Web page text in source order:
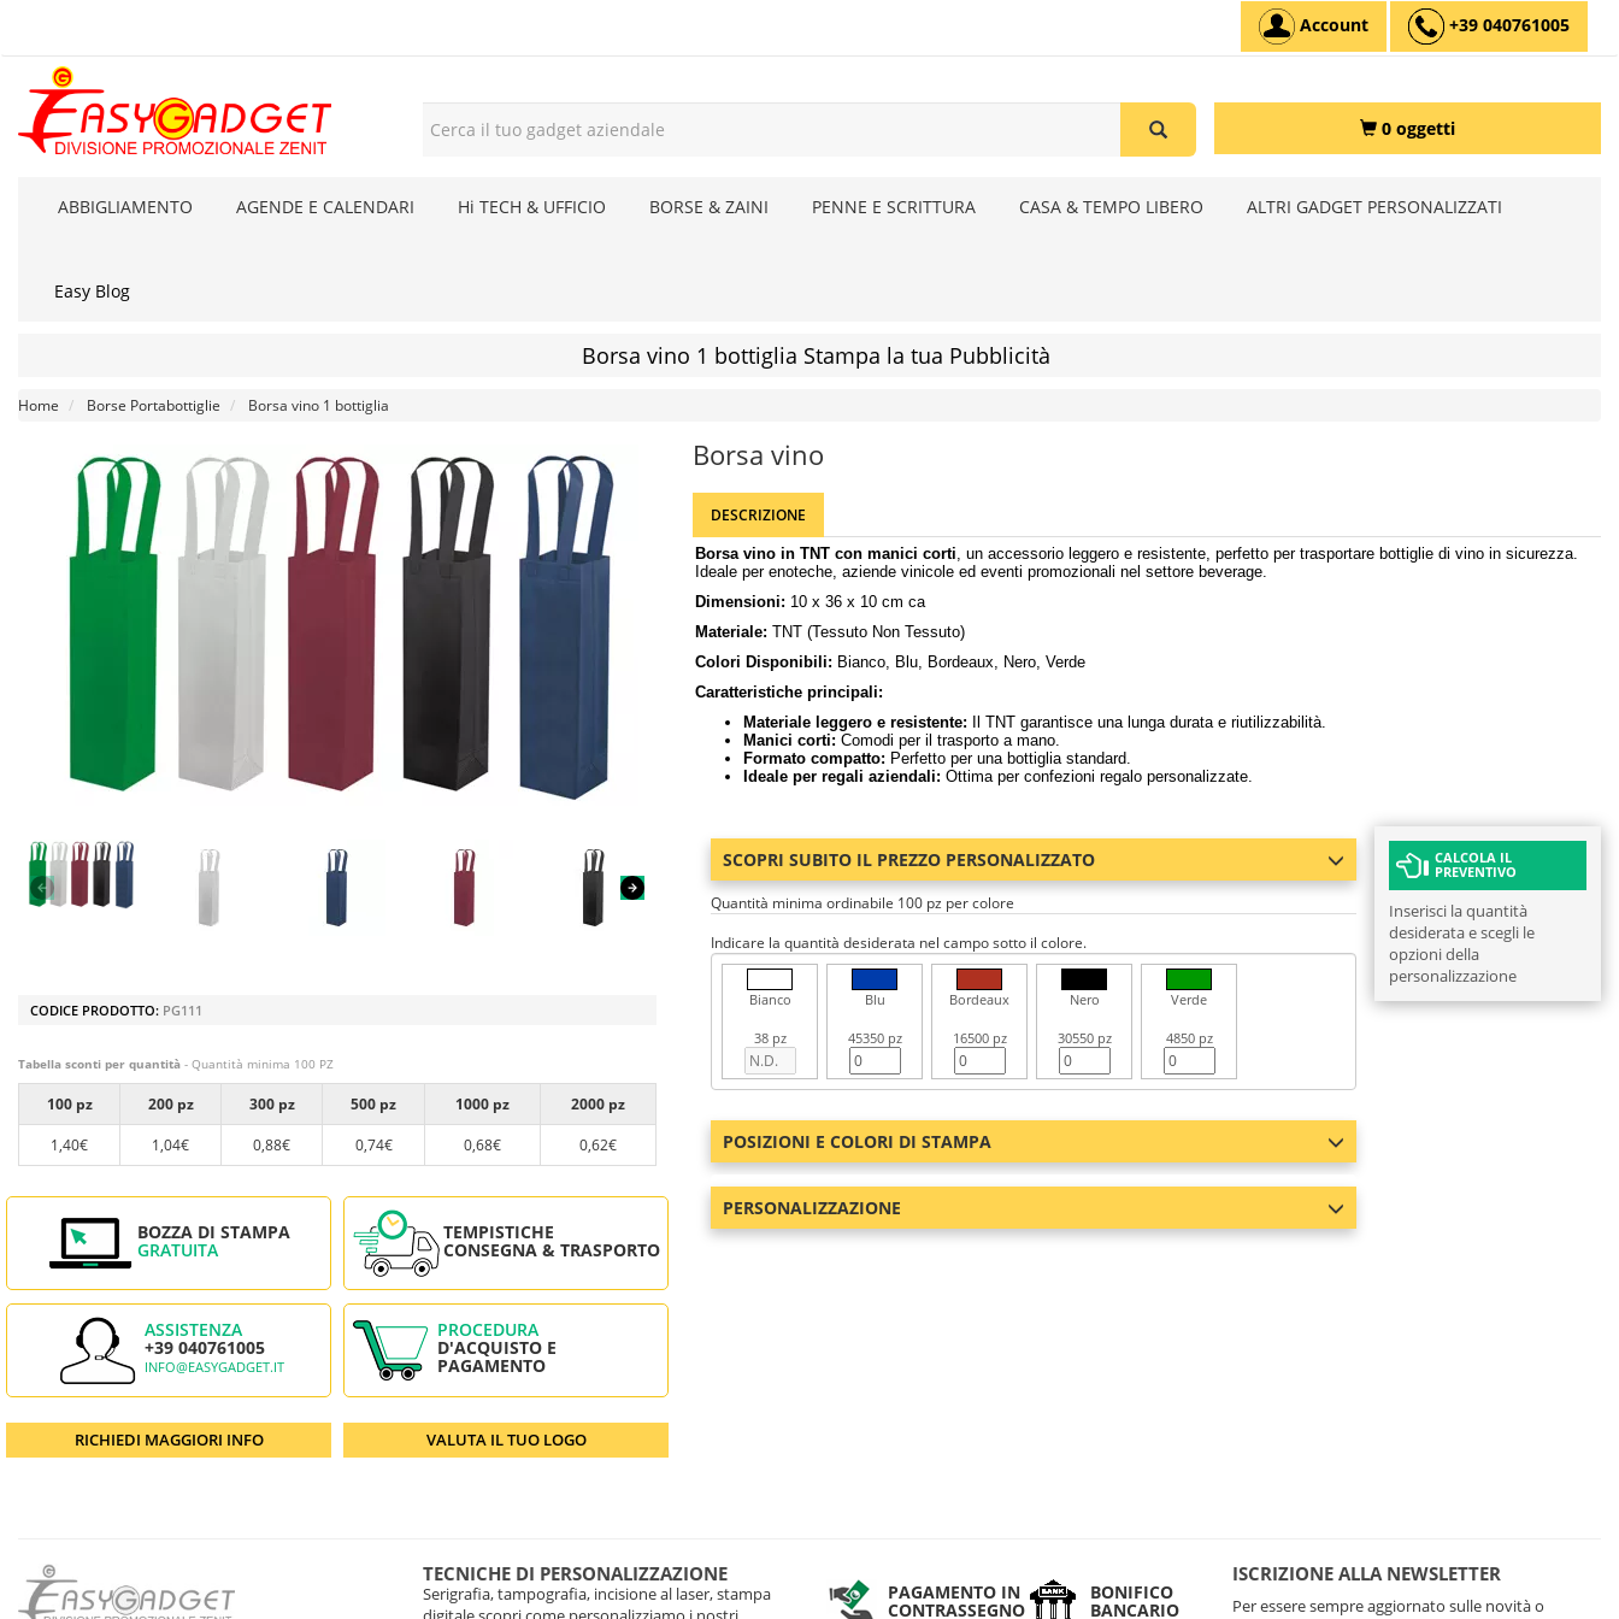
Account +39 040761005
0 oggetti
ABBIGLIAMENTO AGENDE E CALENDARI Hi TECH & UFFICIO BORSE & ZAINI PENNE E SCRITTURA CASA & TEMPO LIBERO ALTRI GADGET PERSONALIZZATI
Easy Blog
Borsa vino 1 bottiglia Stampa la tua Pubblicità
Home Borse Portabottiglie Borsa vino 1 bottiglia
CODICE PRODOTTO: PG111
Tabella sconti per quantità - Quantità minima 100 PZ
100 pz 200 pz 300 pz 500 pz 1000 pz
2000 pz
1,40€
1,04€ 0,88€ 0,74€ 0,68€ 0,62€
BOZZA DI STAMPA
GRATUITA
TEMPISTICHE
CONSEGNA & TRASPORTO
ASSISTENZA
+39 040761005
INFO@EASYGADGET.IT
PROCEDURA
D'ACQUISTO E
PAGAMENTO
RICHIEDI MAGGIORI INFO VALUTA IL TUO LOGO
Borsa vino
DESCRIZIONE
Borsa vino in TNT con manici corti, un accessorio leggero e resistente, perfetto per trasportare bottiglie di vino in sicurezza.
Ideale per enoteche, aziende vinicole ed eventi promozionali nel settore beverage.
Dimensioni: 10 x 36 x 10 cm ca
Materiale: TNT (Tessuto Non Tessuto)
Colori Disponibili: Bianco, Blu, Bordeaux, Nero, Verde
Caratteristiche principali:
Materiale leggero e resistente: Il TNT garantisce una lunga durata e riutilizzabilità.
Manici corti: Comodi per il trasporto a mano.
Formato compatto: Perfetto per una bottiglia standard.
Ideale per regali aziendali: Ottima per confezioni regalo personalizzate.
SCOPRI SUBITO IL PREZZO PERSONALIZZATO
Quantità minima ordinabile 100 pz per colore
Indicare la quantità desiderata nel campo sotto il colore.
Bianco
38 pz
Blu
45350 pz
Bordeaux
16500 pz
Nero
30550 pz
Verde
4850 pz
POSIZIONI E COLORI DI STAMPA
PERSONALIZZAZIONE
CALCOLA IL
PREVENTIVO
Inserisci la quantità
desiderata e scegli le
opzioni della
personalizzazione
TECNICHE DI PERSONALIZZAZIONE
Serigrafia, tampografia, incisione al laser, stampa
PAGAMENTO IN
CONTRASSEGNO
BONIFICO
BANCARIO
ISCRIZIONE ALLA NEWSLETTER
Per essere sempre aggiornato sulle novità o